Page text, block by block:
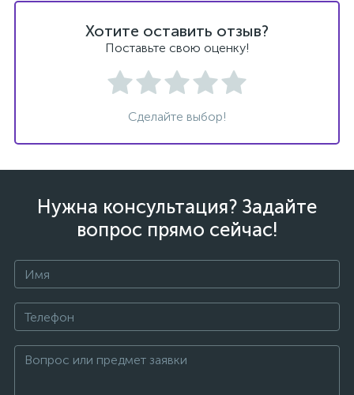
Хотите оставить отзыв?
Поставьте свою оценку!
Сделайте выбор!
Нужна консультация? Задайте
вопрос прямо сейчас!